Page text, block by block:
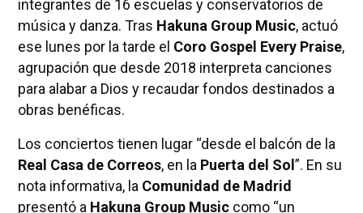
integrantes de 16 escuelas y conservatorios de
música y danza. Tras Hakuna Group Music, actuó
ese lunes por la tarde el Coro Gospel Every Praise,
agrupación que desde 2018 interpreta canciones
para alabar a Dios y recaudar fondos destinados a
obras benéficas.
Los conciertos tienen lugar “desde el balcón de la
Real Casa de Correos, en la Puerta del Sol ”. En su
nota informativa, la Comunidad de Madrid
presentó a Hakuna Group Musiccomo “un